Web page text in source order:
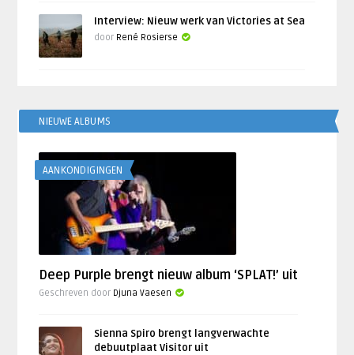
Interview: Nieuw werk van Victories at Sea
door René Rosierse
NIEUWE ALBUMS
AANKONDIGINGEN
Deep Purple brengt nieuw album ‘SPLAT!’ uit
Geschreven door Djuna Vaesen
Sienna Spiro brengt langverwachte
debuutplaat Visitor uit